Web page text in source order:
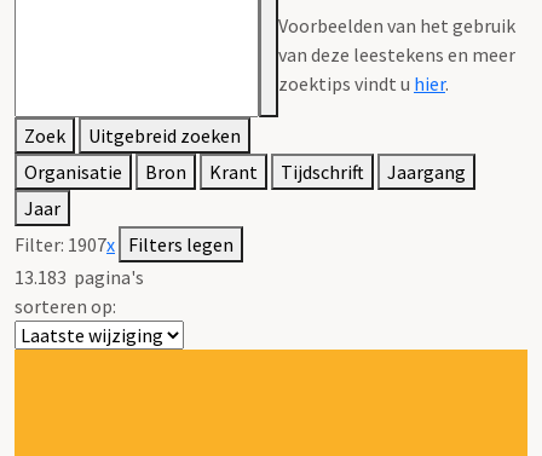
Voorbeelden van het gebruik
van deze leestekens en meer
zoektips vindt u hier.
Zoek
Uitgebreid zoeken
Organisatie
Bron Krant Tijdschrift
Jaargang
Jaar
Filter: 1907x Filters legen
13.183 pagina's
sorteren op: